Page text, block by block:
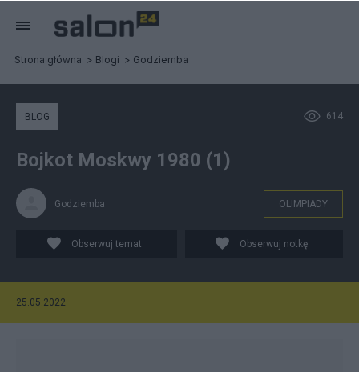
Strona główna Blogi Godziemba
614
BLOG
Bojkot Moskwy 1980 (1)
Godziemba OLIMPIADY
Obserwuj temat Obserwuj notkę
25.05.2022